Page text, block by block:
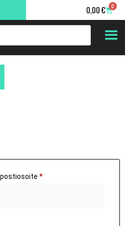
0,00€ 0
*